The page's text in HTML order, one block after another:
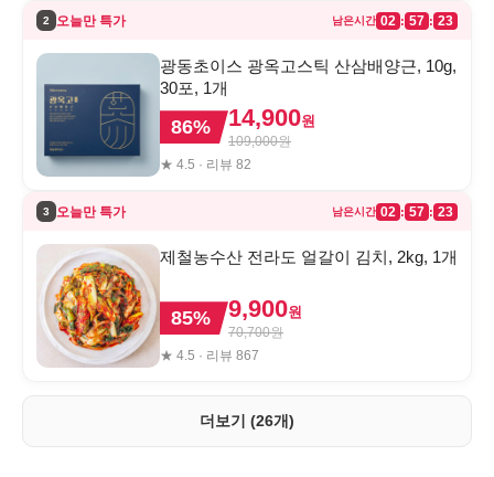
2 오늘만 특가 남은시간 02 : 57 : 23
광동초이스 광옥고스틱 산삼배양근, 10g,
30포, 1개
86% 14,900원
109,000원
★ 4.5 · 리뷰 82
3 오늘만 특가 남은시간 02 : 57 : 23
제철농수산 전라도 얼갈이 김치, 2kg, 1개
85% 9,900원
70,700원
★ 4.5 · 리뷰 867
더보기 (26개)